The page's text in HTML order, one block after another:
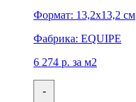
Формат: 13,2x13,2 см
Фабрика: EQUIPE
6 274 р. за м2
-